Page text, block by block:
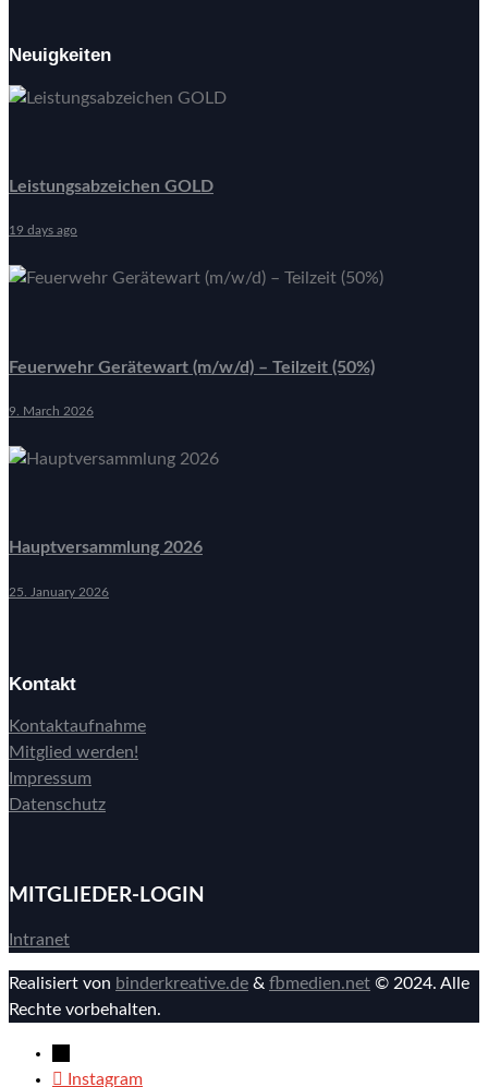
Neuigkeiten
Leistungsabzeichen GOLD
19 days ago
Feuerwehr Gerätewart (m/w/d) – Teilzeit (50%)
9. March 2026
Hauptversammlung 2026
25. January 2026
Kontakt
Kontaktaufnahme
Mitglied werden!
Impressum
Datenschutz
MITGLIEDER-LOGIN
Intranet
Realisiert von binderkreative.de & fbmedien.net © 2024. Alle
Rechte vorbehalten.
Instagram